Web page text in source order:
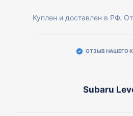
Куплен и доставлен в РФ.
ОТЗЫВ НАШЕГО
Subaru